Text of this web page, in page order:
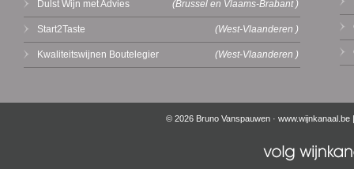
Dulst Wijn met Advies (Brussel en Vlaams-Brabant )
Start2Taste (West-Vlaanderen )
Kwaliteitswijnen Boutelegier (West-Vlaanderen )
© 2026 Bruno Vanspauwen · www.wijnkanaal.be